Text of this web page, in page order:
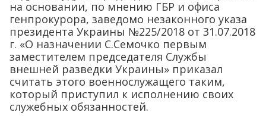
на основании, по мнению ГБР и офиса
генпрокурора, заведомо незаконного указа
президента Украины №225/2018 от 31.07.2018
г. «О назначении С.Семочко первым
заместителем председателя Службы
внешней разведки Украины» приказал
считать этого военнослужащего таким,
который приступил к исполнению своих
служебных обязанностей.